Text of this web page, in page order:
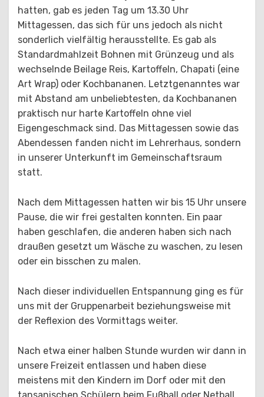
hatten, gab es jeden Tag um 13.30 Uhr
Mittagessen, das sich für uns jedoch als nicht
sonderlich vielfältig herausstellte. Es gab als
Standardmahlzeit Bohnen mit Grünzeug und als
wechselnde Beilage Reis, Kartoffeln, Chapati (eine
Art Wrap) oder Kochbananen. Letztgenanntes war
mit Abstand am unbeliebtesten, da Kochbananen
praktisch nur harte Kartoffeln ohne viel
Eigengeschmack sind. Das Mittagessen sowie das
Abendessen fanden nicht im Lehrerhaus, sondern
in unserer Unterkunft im Gemeinschaftsraum
statt.
Nach dem Mittagessen hatten wir bis 15 Uhr unsere
Pause, die wir frei gestalten konnten. Ein paar
haben geschlafen, die anderen haben sich nach
draußen gesetzt um Wäsche zu waschen, zu lesen
oder ein bisschen zu malen.
Nach dieser individuellen Entspannung ging es für
uns mit der Gruppenarbeit beziehungsweise mit
der Reflexion des Vormittags weiter.
Nach etwa einer halben Stunde wurden wir dann in
unsere Freizeit entlassen und haben diese
meistens mit den Kindern im Dorf oder mit den